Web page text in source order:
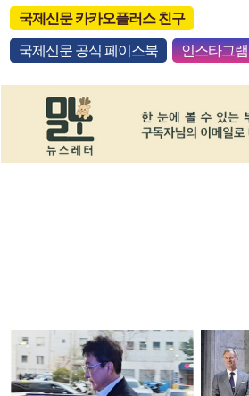
국제신문 카카오플러스 친구
국제신문 공식 페이스북 인스타그램